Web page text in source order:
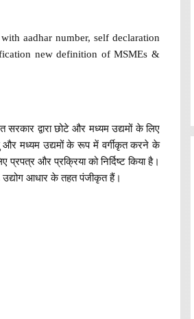
aadhar number, self declaration
new definition of MSMEs &
द्वारा छोटे और मध्यम उद्यमों के लिए
और मध्यम उद्यमों के रूप में वर्गीकृत करने के
और प्रक्रिया को निर्दिष्ट किया है।
आधार के तहत पंजीकृत हैं।